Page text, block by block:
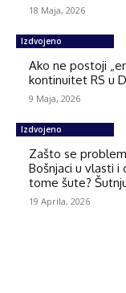
18 Maja, 2026
Izdvojeno
Ako ne postoji
kontinuitet RS u
9 Maja, 2026
Izdvojeno
Zašto se
Bošnjaci u vlasti i
tome šute?
19 Aprila, 2026